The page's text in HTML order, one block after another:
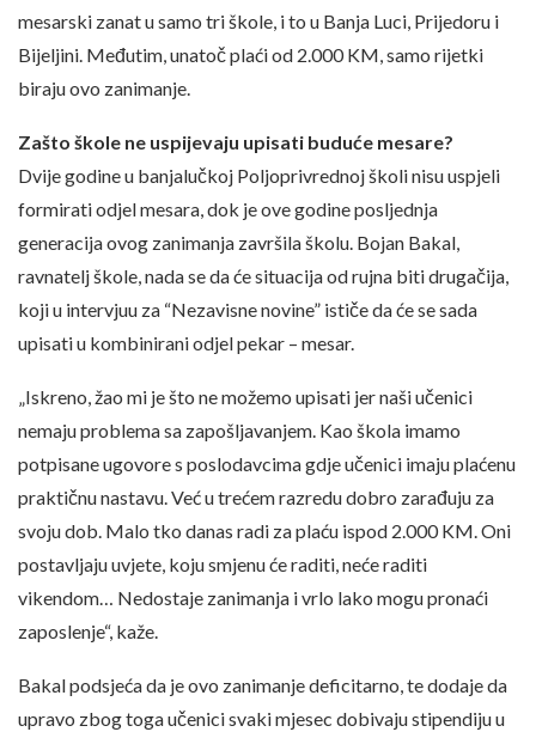
mesarski zanat u samo tri škole, i to u Banja Luci, Prijedoru i
Bijeljini. Međutim, unatoč plaći od 2.000 KM, samo rijetki
biraju ovo zanimanje.
Zašto škole ne uspijevaju upisati buduće mesare?
Dvije godine u banjalučkoj Poljoprivrednoj školi nisu uspjeli
formirati odjel mesara, dok je ove godine posljednja
generacija ovog zanimanja završila školu. Bojan Bakal,
ravnatelj škole, nada se da će situacija od rujna biti drugačija,
koji u intervjuu za “Nezavisne novine” ističe da će se sada
upisati u kombinirani odjel pekar – mesar.
„Iskreno, žao mi je što ne možemo upisati jer naši učenici
nemaju problema sa zapošljavanjem. Kao škola imamo
potpisane ugovore s poslodavcima gdje učenici imaju plaćenu
praktičnu nastavu. Već u trećem razredu dobro zarađuju za
svoju dob. Malo tko danas radi za plaću ispod 2.000 KM. Oni
postavljaju uvjete, koju smjenu će raditi, neće raditi
vikendom… Nedostaje zanimanja i vrlo lako mogu pronaći
zaposlenje“, kaže.
Bakal podsjeća da je ovo zanimanje deficitarno, te dodaje da
upravo zbog toga učenici svaki mjesec dobivaju stipendiju u